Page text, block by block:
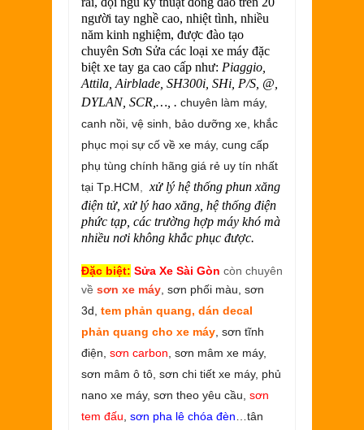
người tay nghề cao, nhiệt tình, nhiều
năm kinh nghiệm, được đào tạo
chuyên Sơn Sửa các loại xe máy đặc
biệt xe tay ga cao cấp như: Piaggio,
Attila, Airblade, SH300i, SHi, P/S, @,
DYLAN, SCR,…, . chuyên làm máy,
canh nồi, vệ sinh, bảo dưỡng xe, khắc
phục mọi sự cố về xe máy, cung cấp
phụ tùng chính hãng giá rẻ uy tín nhất
tại Tp.HCM, xử lý hệ thống phun xăng
điện tử, xử lý hao xăng, hệ thống điện
phức tạp, các trường hợp máy khó mà
nhiều nơi không khắc phục được.
Đặc biệt: Sửa Xe Sài Gòn còn chuyên
về sơn xe máy, sơn phối màu, sơn
3d, tem phản quang, dán decal
phản quang cho xe máy, sơn tĩnh
điện, sơn carbon, sơn mâm xe máy,
sơn mâm ô tô, sơn chi tiết xe máy, phủ
nano xe máy, sơn theo yêu cầu, sơn
tem đấu, sơn pha lê chóa đèn…tân